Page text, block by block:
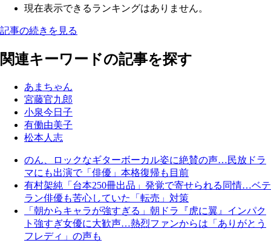
現在表示できるランキングはありません。
記事の続きを見る
関連キーワードの記事を探す
あまちゃん
宮藤官九郎
小泉今日子
有働由美子
松本人志
のん、ロックなギターボーカル姿に絶賛の声…民放ドラ
マにも出演で「俳優」本格復帰も目前
有村架純「台本250冊出品」発覚で寄せられる同情…ベテ
ラン俳優も苦心していた「転売」対策
「朝からキャラが強すぎる」朝ドラ『虎に翼』インパク
ト強すぎ女優に大歓声…熱烈ファンからは「ありがとう
フレディ」の声も